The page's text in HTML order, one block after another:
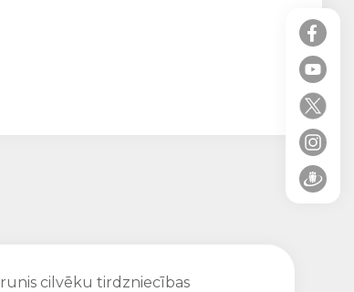
cilvēku tirdzniecības